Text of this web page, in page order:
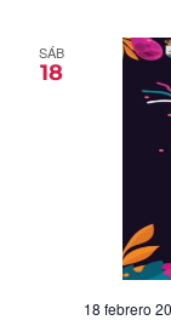
SÁB
18
18 febrero